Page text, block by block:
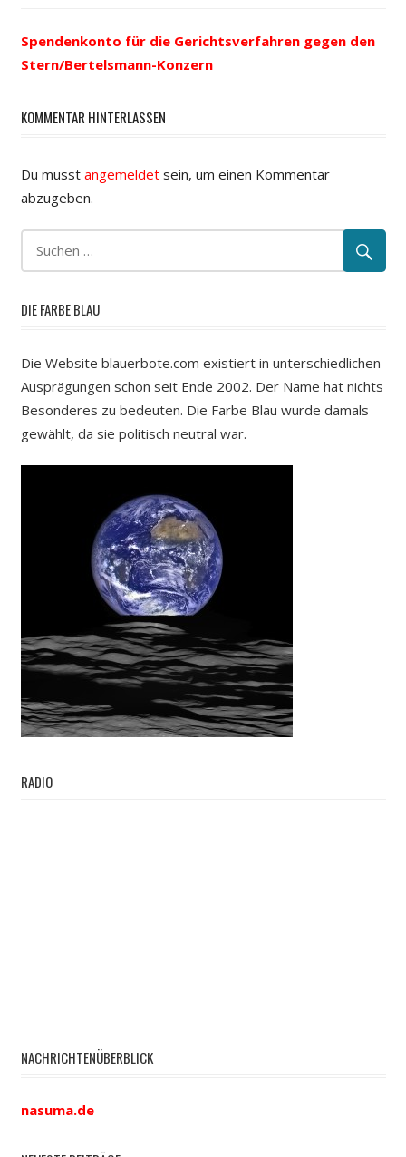
Spendenkonto für die Gerichtsverfahren gegen den
Stern/Bertelsmann-Konzern
KOMMENTAR HINTERLASSEN
Du musst angemeldetsein, um einen Kommentar
abzugeben.
DIE FARBE BLAU
Die Website blauerbote.com existiert in unterschiedlichen
Ausprägungen schon seit Ende 2002. Der Name hat nichts
Besonderes zu bedeuten. Die Farbe Blau wurde damals
gewählt, da sie politisch neutral war.
RADIO
NACHRICHTENÜBERBLICK
nasuma.de